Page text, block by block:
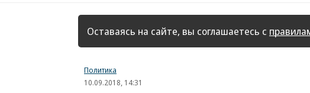
страница
Оставаясь на сайте, вы соглашаетесь с
Политика
10.09.2018, 14:31